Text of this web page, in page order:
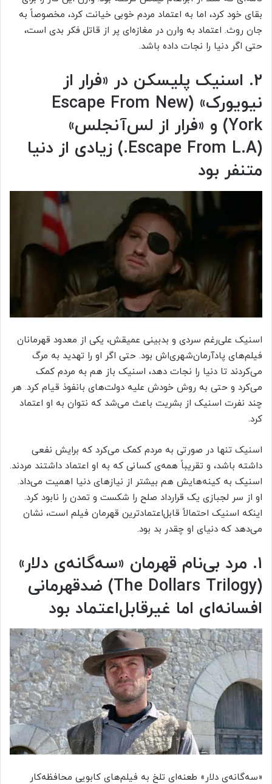
بقای خود کرد، اما به اعتماد مردم خوبی خیانت کرد، مخصوصاً به
جان روث. اعتماد به وارن در مغازه‌ای پر از قاتل فکر بدی است،
حتی اگر دنیا را نجات داده باشد.
۲. اسنیک پلیسکن در «فرار از
نیویورک» (Escape From New
York) و «فرار از لس‌آنجلس»
(Escape From L.A.) زیادی از دنیا
متنفر بود
اسنیک علی‌رغم سردی و بدبینی‌ عمیقش، یکی از معدود قهرمانان
فیلم‌های پادآرمان‌شهری‌اش بود. حتی اگر او را تهدید به مرگ
می‌کردند تا دنیا را نجات دهد، اسنیک باز هم به مردم کمک
می‌کرد و حتی به روش خودش علیه دولت‌های بانفوذ قیام کرد. هر
چند نفرت اسنیک از بشریت باعث می‌شد که نتوان به او اعتماد
کرد.
اسنیک تنها در صورتی به مردم کمک می‌کرد که برایش نفعی
داشته باشد، و تقریباً همه‌ی کسانی که به او اعتماد داشتند مردند.
اسنیک به کینه‌هایش هم بیشتر از نیازهای دنیا اهمیت می‌داد.
او از سر لجبازی یک قرارداد صلح را شکست و تمدن را نابود کرد.
اینکه اسنیک احتمالاً قابل‌اعتمادترین قهرمان فیلم است، نشان
می‌دهد که دنیای او چقدر بد بود.
۱. مرد بی‌نام قهرمان «سه‌گانه‌ی دلار»
(The Dollars Trilogy) ضدقهرمانی
افسانه‌ای اما غیرقابل‌اعتماد بود
«سه‌گانه‌ی دلار» طعنه‌ای تلخ به فیلم‌های کابویی محافظه‌کار